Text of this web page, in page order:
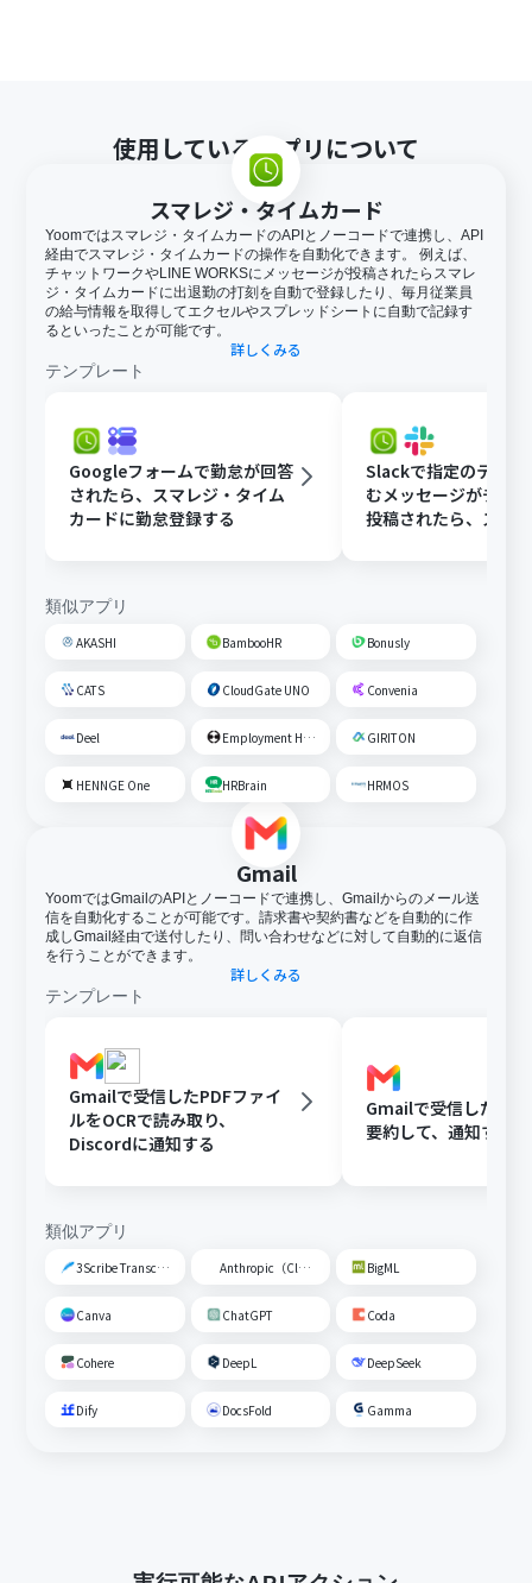
使用しているアプリについて
スマレジ・タイムカード
Yoomではスマレジ・タイムカードのAPIとノーコードで連携し、API
経由でスマレジ・タイムカードの操作を自動化できます。 例えば、
チャットワークやLINE WORKSにメッセージが投稿されたらスマレ
ジ・タイムカードに出退勤の打刻を自動で登録したり、毎月従業員
の給与情報を取得してエクセルやスプレッドシートに自動で記録す
るといったことが可能です。
詳しくみる
テンプレート
Googleフォームで勤怠が回答
されたら、スマレジ・タイム
カードに勤怠登録する
Slackで指定のテキス
むメッセージがチャ
投稿されたら、スマ
類似アプリ
AKASHI BambooHR Bonusly
CATS CloudGate UNO Convenia
Deel Employment Hero GIRITON
HENNGE One HRBrain HRMOS
Gmail
YoomではGmailのAPIとノーコードで連携し、Gmailからのメール送
信を自動化することが可能です。請求書や契約書などを自動的に作
成しGmail経由で送付したり、問い合わせなどに対して自動的に返信
を行うことができます。
詳しくみる
テンプレート
Gmailで受信したPDFファイ
ルをOCRで読み取り、
Discordに通知する
Gmailで受信した内
要約して、通知する
類似アプリ
3Scribe Transcription Anthropic（Claude） BigML
Canva ChatGPT Coda
Cohere DeepL DeepSeek
Dify DocsFold Gamma